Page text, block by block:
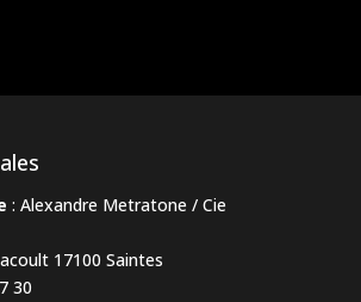
: Alexandre Metratone / Cie
17100 Saintes
30